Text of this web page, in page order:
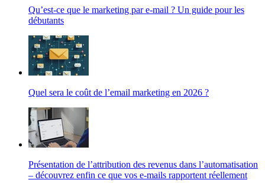
Qu’est-ce que le marketing par e-mail ? Un guide pour les
débutants
Quel sera le coût de l’email marketing en 2026 ?
Présentation de l’attribution des revenus dans l’automatisation
– découvrez enfin ce que vos e-mails rapportent réellement